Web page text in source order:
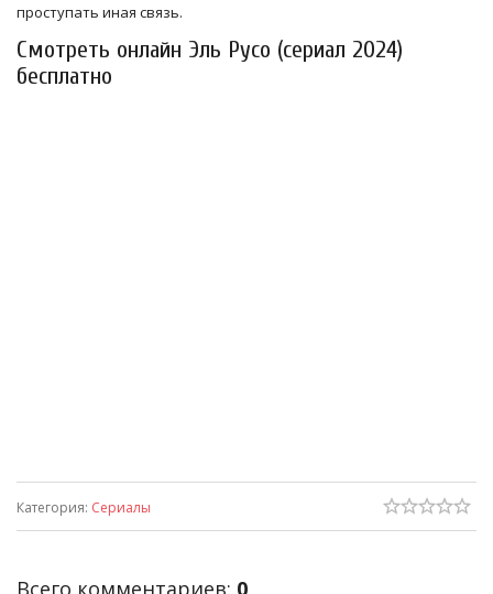
проступать иная связь.
Смотреть онлайн Эль Русо (сериал 2024)
бесплатно
Категория: Сериалы
Всего комментариев: 0